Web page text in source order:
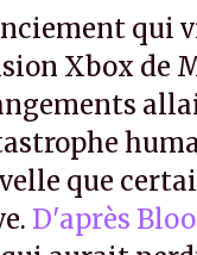
qui
Xbox de
que
D'après